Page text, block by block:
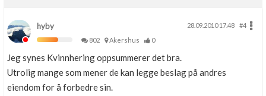
hyby 28.09.2010 17.48
#4
802
Akershus 0
Jeg synes Kvinnhering oppsummerer det bra.
Utrolig mange som mener de kan legge beslag på andres
eiendom for å forbedre sin.